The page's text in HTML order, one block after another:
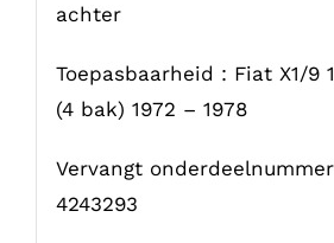
achter
Toepasbaarheid : Fiat X1/9
(4 bak) 1972 – 1978
Vervangt
4243293